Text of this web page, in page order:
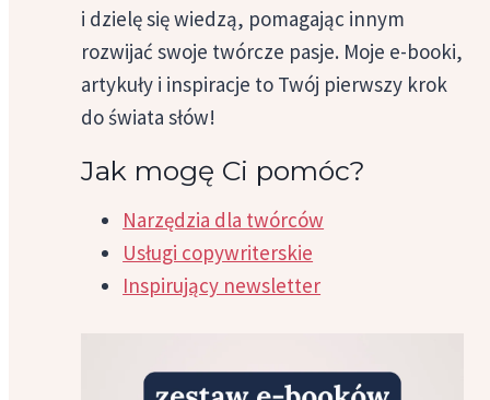
i dzielę się wiedzą, pomagając innym
rozwijać swoje twórcze pasje. Moje e-booki,
artykuły i inspiracje to Twój pierwszy krok
do świata słów!
Jak mogę Ci pomóc?
Narzędzia dla twórców
Usługi copywriterskie
Inspirujący newsletter